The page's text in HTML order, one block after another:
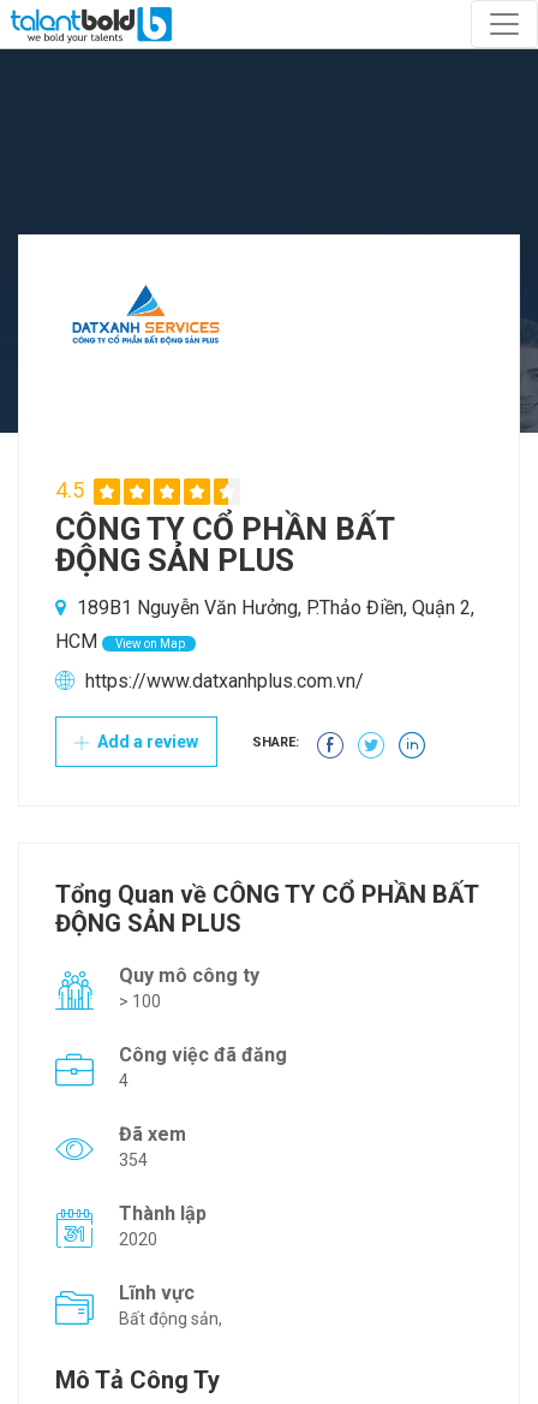
4.5
CÔNG TY CỔ PHẦN BẤT
ĐỘNG SẢN PLUS
189B1 Nguyễn Văn Hưởng, P.Thảo Điền, Quận 2,
HCM
View on Map
https://www.datxanhplus.com.vn/
Add a review SHARE:
Tổng Quan về CÔNG TY CỔ PHẦN BẤT
ĐỘNG SẢN PLUS
Quy mô công ty
> 100
Công việc đã đăng
4
Đã xem
354
Thành lập
2020
Lĩnh vực
Bất động sản,
Mô Tả Công Ty